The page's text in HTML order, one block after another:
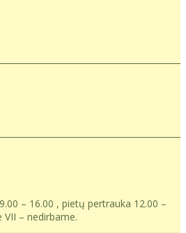
– 16.00 , pietų pertrauka 12.00 –
VII – nedirbame.